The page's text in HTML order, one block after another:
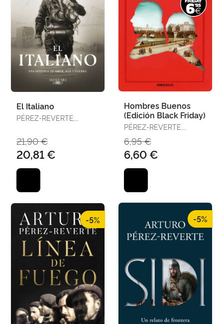
El Italiano
PÉREZ-REVERTE,
21,90 €
20,81 €
Hombres Buenos
(Edición Black Friday)
PÉREZ-REVERTE,
6,95 €
6,60 €
-5% -5%